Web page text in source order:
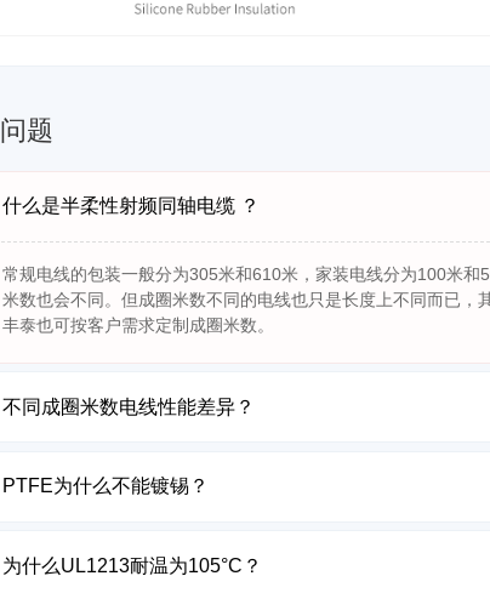
题
什么是半柔性射频同轴电缆 ？
常规电线的包装一般分为305米和610米，家装电线分为100米
米数也会不同。但成圈米数不同的电线也只是长度上不同而已，
丰泰也可按客户需求定制成圈米数。
不同成圈米数电线性能差异？
PTFE为什么不能镀锡？
为什么UL1213耐温为105°C？